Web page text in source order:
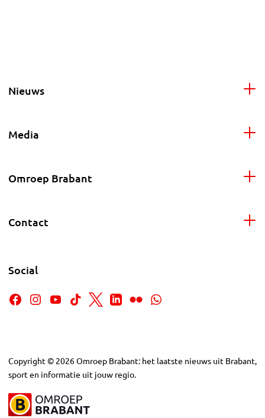
Nieuws
Media
Omroep Brabant
Contact
Social
Copyright © 2026Omroep Brabant: het laatste nieuws uit Brabant,
sport en informatie uit jouw regio.